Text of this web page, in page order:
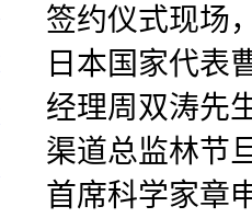
签约仪式现场
日本国家代表
经理周双涛先
渠道总监林节
首席科学家章